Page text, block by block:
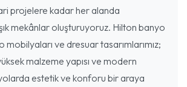
projelere kadar her alanda
mekânlar oluşturuyoruz. Hilton banyo
mobilyaları ve dresuar tasarımlarımız;
malzeme yapısı ve modern
estetik ve konforu bir araya